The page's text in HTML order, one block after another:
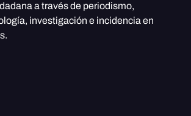
a través de periodismo,
investigación e incidencia en